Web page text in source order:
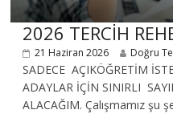
2026 TERCİH
21 Haziran 2026 Doğru
SADECE AÇIKÖĞRETİM
ADAYLAR İÇİN SINIRLI
ALACAĞIM. Çalışmamız şu